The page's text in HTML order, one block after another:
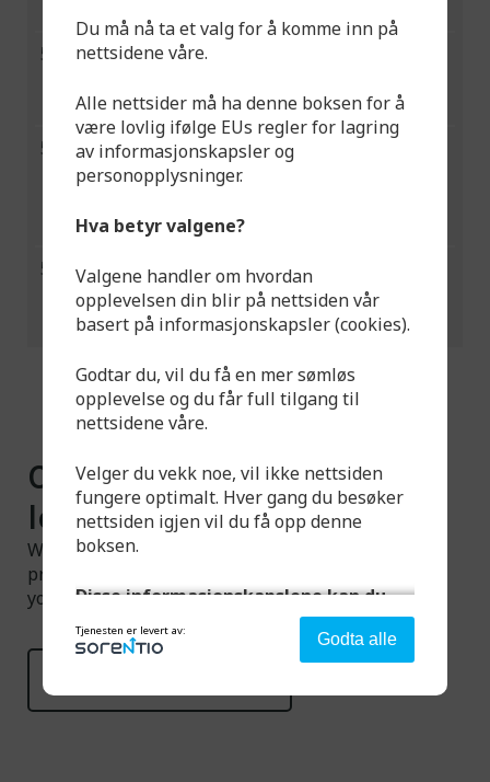
520202 sensor cell in spout - without
operating voltage 24 V
520203
sensor cell in splashback
(height 580 mm), power
voltage 12 V
520204 sensor cell in the front wall,
power voltage 230 V,
operating voltage 12 V
Can't find what you're
looking for?
We have a larger selection available than what is
presented on the website. Feel free to contact us if
you have any questions.
Du må nå ta et valg for å komme inn på
nettsidene våre.
Alle nettsider må ha denne boksen for å
være lovlig ifølge EUs regler for lagring
av informasjonskapsler og
personopplysninger.
Hva betyr valgene?
Valgene handler om hvordan
opplevelsen din blir på nettsiden vår
basert på informasjonskapsler (cookies).
Godtar du, vil du få en mer sømløs
opplevelse og du får full tilgang til
nettsidene våre.
Velger du vekk noe, vil ikke nettsiden
fungere optimalt. Hver gang du besøker
nettsiden igjen vil du få opp denne
boksen.
Disse informasjonskapslene kan du
Strengt nødvendig - denne er alltid på
Tjenesten er levert av: Godta alle